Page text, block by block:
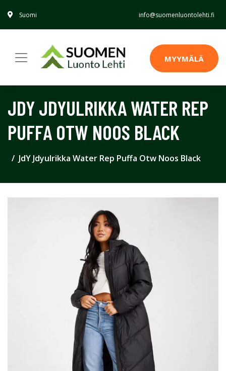
Suomi info@suomenluontolehti.fi
MYYMÄLÄ
JDY JDYULRIKKA WATER REP
PUFFA OTW NOOS BLACK
JdY Jdyulrikka Water Rep Puffa Otw Noos Black